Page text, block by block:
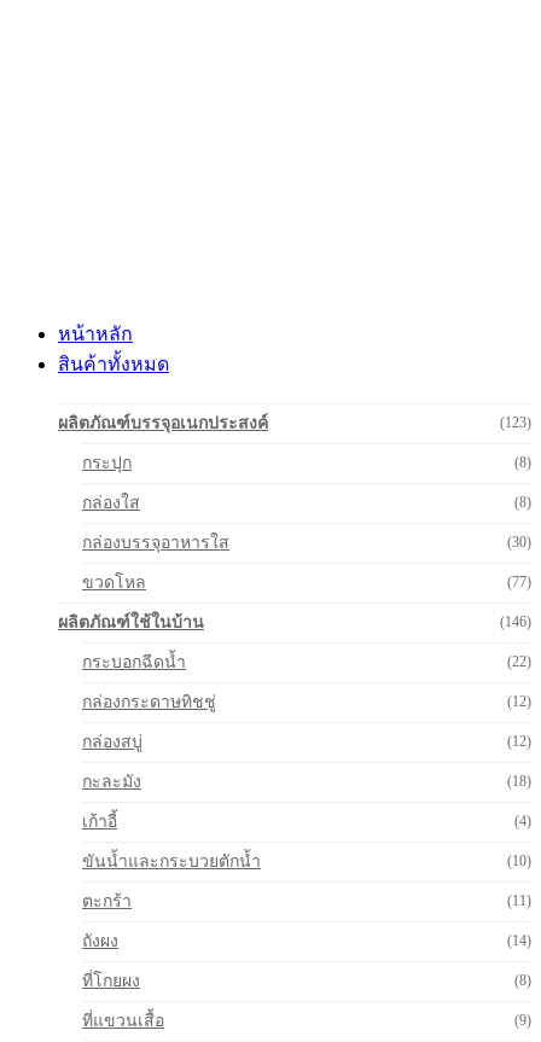
หน้าหลัก
สินค้าทั้งหมด
ผลิตภัณฑ์บรรจุอเนกประสงค์ (123)
กระปุก (8)
กล่องใส (8)
กล่องบรรจุอาหารใส (30)
ขวดโหล (77)
ผลิตภัณฑ์ใช้ในบ้าน (146)
กระบอกฉีดน้ำ (22)
กล่องกระดาษทิชชู่ (12)
กล่องสบู่ (12)
กะละมัง (18)
เก้าอี้ (4)
ขันน้ำและกระบวยตักน้ำ (10)
ตะกร้า (11)
ถังผง (14)
ที่โกยผง (8)
ที่แขวนเสื้อ (9)